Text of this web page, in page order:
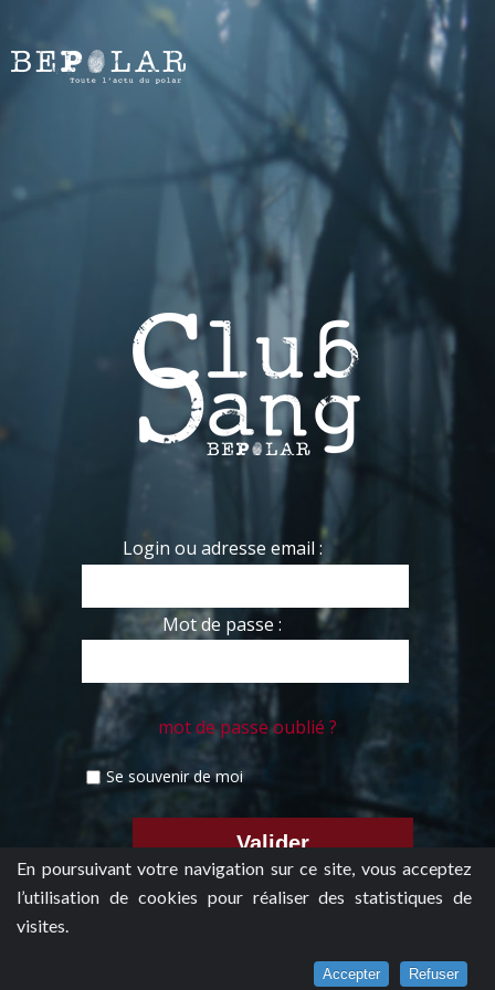
En poursuivant votre navigation sur ce site, vous acceptez
l’utilisation de cookies pour réaliser des statistiques de
visites.
Accepter Refuser
Login ou adresse email :
Mot de passe :
mot de passe oublié ?
Se souvenir de moi